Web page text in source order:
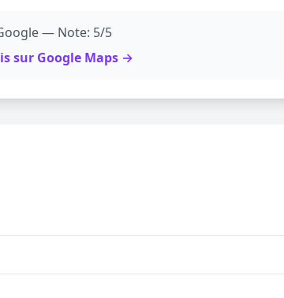
— Note: 5/5
sur Google Maps →